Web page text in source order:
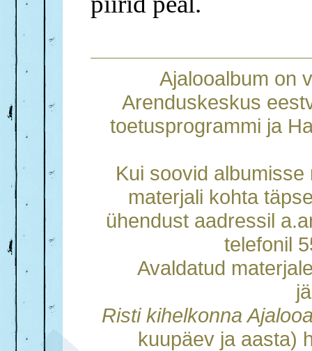
Ajalooalbum on
Arenduskeskus
toetusprogrammi ja
Kui soovid
materjali kohta
ühendust aadressil
telefonil
Avaldatud
Risti kihelkonna
kuupäev ja aasta)